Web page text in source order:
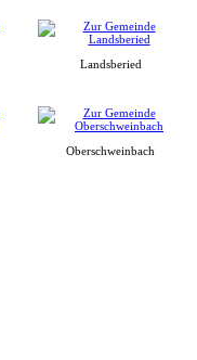
Landsberied
Oberschweinbach